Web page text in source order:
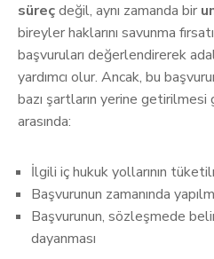
süreçdeğil, aynı zamanda bir
bireyler haklarını savunma
başvuruları değerlendirerek
yardımcı olur. Ancak, bu
bazı şartların yerine
arasında:
İlgili iç hukuk yollarının
Başvurunun zamanında
Başvurunun, sözleşmede
dayanması